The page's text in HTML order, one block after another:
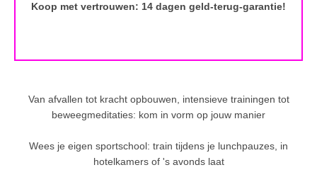
Koop met vertrouwen: 14 dagen geld-terug-garantie!
Van afvallen tot kracht opbouwen, intensieve trainingen tot
beweegmeditaties: kom in vorm op jouw manier
Wees je eigen sportschool: train tijdens je lunchpauzes, in
hotelkamers of 's avonds laat